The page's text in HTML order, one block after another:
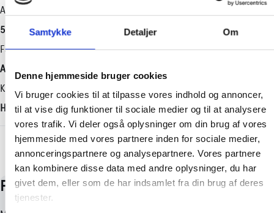
Samtykke Detaljer Om
Denne hjemmeside bruger cookies
Vi bruger cookies til at tilpasse vores indhold og annoncer,
til at vise dig funktioner til sociale medier og til at analysere
vores trafik. Vi deler også oplysninger om din brug af vores
hjemmeside med vores partnere inden for sociale medier,
annonceringspartnere og analysepartnere. Vores partnere
kan kombinere disse data med andre oplysninger, du har
givet dem, eller som de har indsamlet fra din brug af deres
tjenester.
Antal døre
5
Farve
Ash Grey / Astral Black
Karosseri
Hatchback
Drivmiddel
Plug-in hybrid (Benzin / El)
Geartype
Automatisk
Maks. ladeeffekt (hjemme)
-
Højde
1570 mm
Længde
4360 mm
Tilkoblingsvægt med bremser
725 kg
Tilkoblingsvægt uden bremser
725 kg
+ Vis flere